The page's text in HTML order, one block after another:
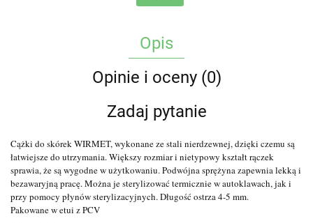
Opis
Opinie i oceny (0)
Zadaj pytanie
Cążki do skórek WIRMET, wykonane ze stali nierdzewnej, dzięki czemu są
łatwiejsze do utrzymania. Większy rozmiar i nietypowy kształt rączek
sprawia, że są wygodne w użytkowaniu. Podwójna sprężyna zapewnia lekką i
bezawaryjną pracę. Można je sterylizować termicznie w autoklawach, jak i
przy pomocy płynów sterylizacyjnych. Długość ostrza 4-5 mm.
Pakowane w etui z PCV